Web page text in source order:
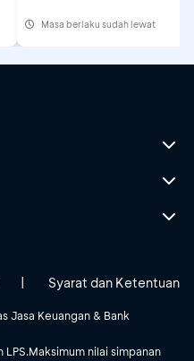
Masa berlaku sudah lewat
Jasa Keuangan & Bank
nilai simpanan
| Syarat dan Ketentuan